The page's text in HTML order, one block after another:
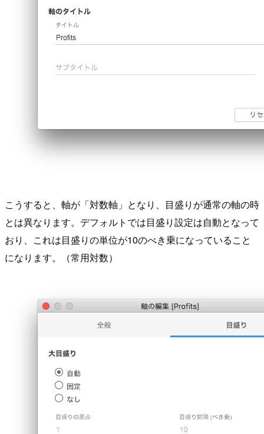
こうすると、軸が「対数軸」となり、目盛りが通常の軸の時
とは異なります。デフォルトでは目盛り設定は自動となって
おり、これは目盛りの単位が10のべき乗になっていること
になります。（常用対数）